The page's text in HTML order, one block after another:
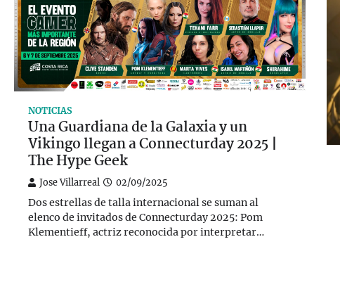
NOTICIAS
Una Guardiana de la Galaxia y un
Vikingo llegan a Connecturday 2025 |
The Hype Geek
Jose Villarreal 02/09/2025
Dos estrellas de talla internacional se suman al
elenco de invitados de Connecturday 2025: Pom
Klementieff, actriz reconocida por interpretar…